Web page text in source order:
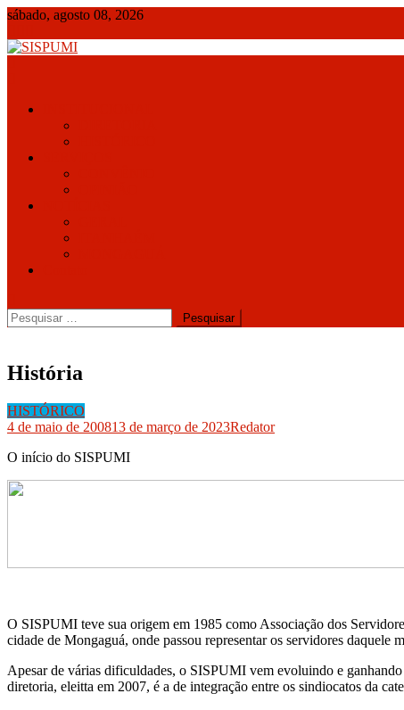
sábado, agosto 08, 2026
História
HISTÓRICO
4 de maio de 200813 de março de 2023Redator
O início do SISPUMI
O SISPUMI teve sua origem em 1985 como Associação dos
cidade de Mongaguá, onde passou representar os servidores daquele
Apesar de várias dificuldades, o SISPUMI vem evoluindo e
diretoria, eleitta em 2007, é a de integração entre os sindiocatos da